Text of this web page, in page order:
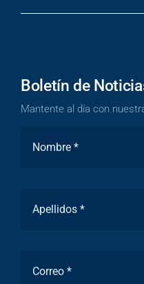
Boletín de
Mantente al día con